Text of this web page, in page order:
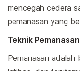
mencegah cedera
pemanasan yang
Teknik
Pemanasan adalah